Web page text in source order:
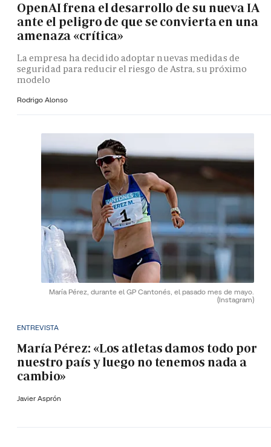
OpenAI frena el desarrollo de su nueva IA
ante el peligro de que se convierta en una
amenaza «crítica»
La empresa ha decidido adoptar nuevas medidas de
seguridad para reducir el riesgo de Astra, su próximo
modelo
Rodrigo Alonso
María Pérez, durante el GP Cantonés, el pasado mes de mayo.
(Instagram)
ENTREVISTA
María Pérez: «Los atletas damos todo por
nuestro país y luego no tenemos nada a
cambio»
Javier Asprón